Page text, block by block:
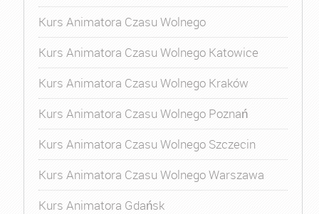
Kurs Animatora Czasu Wolnego
Kurs Animatora Czasu Wolnego Katowice
Kurs Animatora Czasu Wolnego Kraków
Kurs Animatora Czasu Wolnego Poznań
Kurs Animatora Czasu Wolnego Szczecin
Kurs Animatora Czasu Wolnego Warszawa
Kurs Animatora Gdańsk